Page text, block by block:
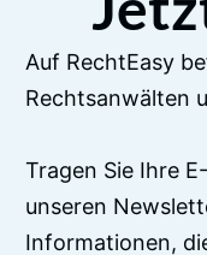
Auf RechtEasy
Rechtsanwälten
Tragen Sie Ihre
unseren
Informationen,